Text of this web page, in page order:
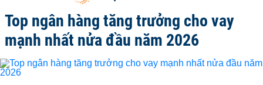
Top ngân hàng tăng trưởng cho vay
mạnh nhất nửa đầu năm 2026